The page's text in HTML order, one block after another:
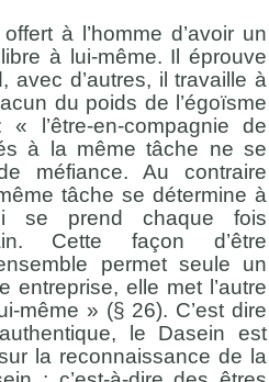
à l’homme d’avoir un
à lui-même. Il éprouve
avec d’autres, il travaille à
du poids de l’égoïsme
l’être-en-compagnie de
à la même tâche ne se
méfiance. Au contraire
tâche se détermine à
se prend chaque fois
Cette façon d’être
permet seule un
entreprise, elle met l’autre
même » (§ 26). C’est dire
le Dasein est
la reconnaissance de la